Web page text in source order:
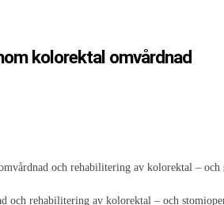
kolorektal omvårdnad
och rehabilitering av kolorektal – och
rehabilitering av kolorektal – och